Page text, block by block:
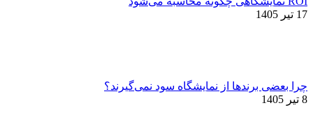
17 تیر 1405
چرا بعضی برندها از نمایشگاه سود نمی‌گیرند؟
8 تیر 1405